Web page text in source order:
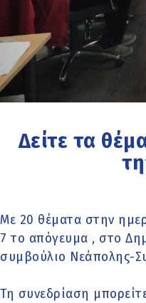
Δείτε τα
Με 20 θέματα στην
7 το απόγευμα , στο
συμβούλιο Νεάπολης-
Τη συνεδρίαση